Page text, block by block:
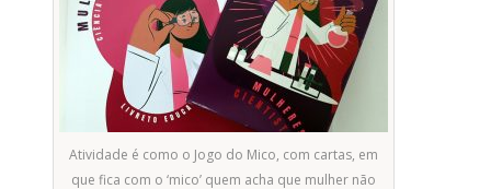
Atividade é como o Jogo do Mico, com cartas, em
que fica com o ‘mico’ quem acha que mulher não